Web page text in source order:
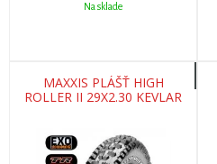
Na sklade
MAXXIS PLÁŠŤ HIGH
ROLLER II 29X2.30 KEVLAR